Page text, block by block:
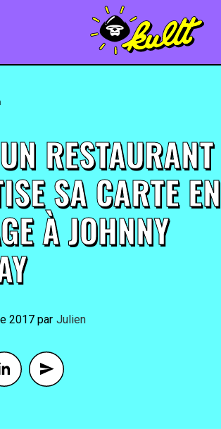
RESTAURANT
SA CARTE EN
À JOHNNY
2017 By Julien